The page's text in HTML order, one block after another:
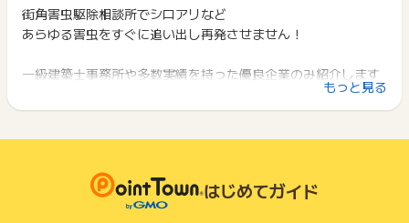
∟いたずら等により 60秒未満で通話が終了した場合は対象外と
なります。
60秒以上の通話が必ず発生することを前提としていますの
※広告サイト内の電話番号をクリック後、電話でのお問合せ or
クリックせずに直接の電話でのお問合せどちらのお問合せ方法
でも問題ございません。
※ご利用・お見積もりの意思がなく、ポイント獲得のみを目的と
したお申し込みは成果対象外となります
虚偽情報でのお申し込み、連絡が取れない場合、訪問見積もり
2回以上同じお買い物・サービスをご利用される場合は、毎回
ポイントタウンに戻り、「 サイトへ行ってポイントGET 」ボ
下記の事項に該当する場合、広告主側で対象外とみなし、「獲
い物を複数回ご利用された場合
て一度でも同サービス・お買い物を利用されたことがある場合
ご利用前には、Cookieの削除をおこなっていただくことを推奨
ント履歴には記載されません。
原則として広告主側のポイント等を利用して支払われた金額分
につきましては、ポイントタウンのポイント獲得の対象には含
広告主が運営しているサービスの都合もしくは会員様の都合で
商品の交換や一部でもキャンセルされた場合、ポイントが無効
になる可能性もございます。
条件を達成しているかどうかは各広告主ではなく、代理店が行
っているため、広告主はポイントに関する詳細を把握しており
街角害虫駆除相談所でシロアリなど
あらゆる害虫をすぐに追い出し再発させません！
一級建築士事務所や多数実績を持った優良企業のみ紹介します
過剰請求などが起きないよう第三者的に管理しています。
（1）無料相談
ご相談は24時間365日受け付けています。
もっと見る
はじめてガイド